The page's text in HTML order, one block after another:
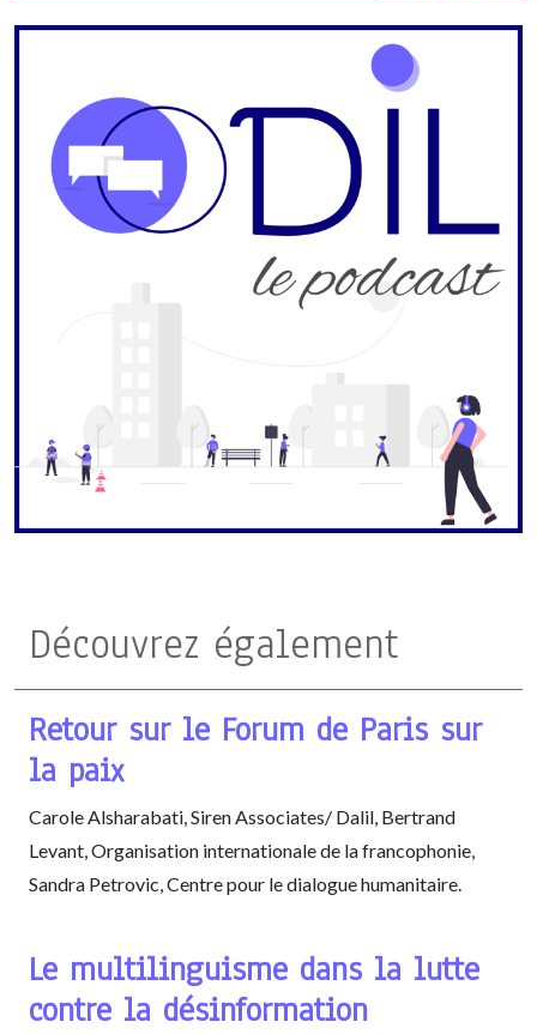
Découvrez également
Retour sur le Forum de Paris sur
la paix
Carole Alsharabati, Siren Associates/ Dalil, Bertrand
Levant, Organisation internationale de la francophonie,
Sandra Petrovic, Centre pour le dialogue humanitaire.
Le multilinguisme dans la lutte
contre la désinformation